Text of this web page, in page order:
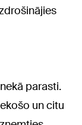
parasti.
un citu